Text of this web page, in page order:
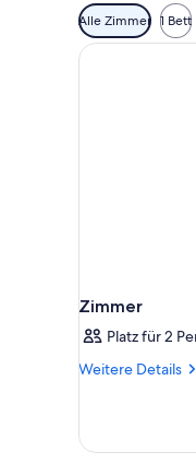
Verfügbare
Filter
für
Alle Zimmer 1 Bett
Zimmer
Platz für 2
Weitere Details
Weitere